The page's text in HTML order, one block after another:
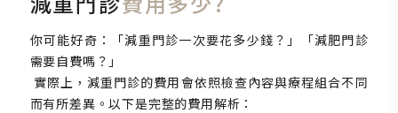
你可能好奇：「減重門診一次要花多少錢？」「減肥門診
需要自費嗎？」
實際上，減重門診的費用會依照檢查內容與療程組合不同
而有所差異。以下是完整的費用解析：